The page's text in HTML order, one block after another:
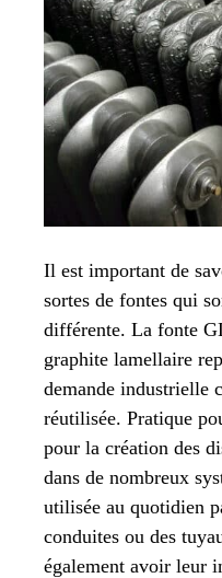
Il est important de
sortes de fontes qui
différente. La fonte
graphite lamellaire
demande industrielle
réutilisée. Pratique
pour la création des
dans de nombreux
utilisée au quotidien
conduites ou des
également avoir leur